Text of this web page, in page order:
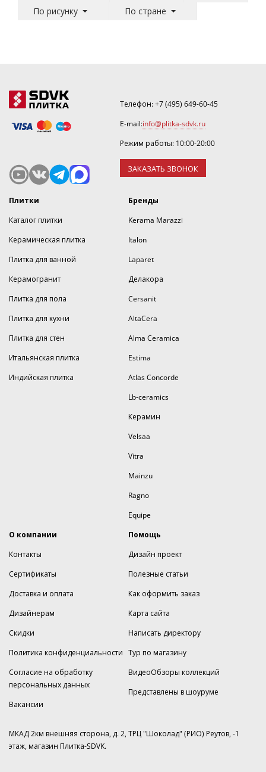
По рисунку
По стране
Телефон:+7 (495) 649-60-45
E-mail:info@plitka-sdvk.ru
Режим работы: 10:00-20:00
ЗАКАЗАТЬ ЗВОНОК
Плитки
Каталог плитки
Керамическая плитка
Плитка для ванной
Керамогранит
Плитка для пола
Плитка для кухни
Плитка для стен
Итальянская плитка
Индийская плитка
Бренды
Kerama Marazzi
Italon
Laparet
Делакора
Cersanit
AltaCera
Alma Ceramica
Estima
Atlas Concorde
Lb-ceramics
Керамин
Velsaa
Vitra
Mainzu
Ragno
Equipe
О компании
Контакты
Сертификаты
Доставка и оплата
Дизайнерам
Скидки
Политика конфиденциальности
Согласие на обработку
персональных данных
Вакансии
Помощь
Дизайн проект
Полезные статьи
Как оформить заказ
Карта сайта
Написать директору
Тур по магазину
ВидеоОбзоры коллекций
Представлены в шоуруме
МКАД 2км внешняя сторона, д. 2, ТРЦ "Шоколад" (РИО) Реутов, -1
этаж, магазин Плитка-SDVK.